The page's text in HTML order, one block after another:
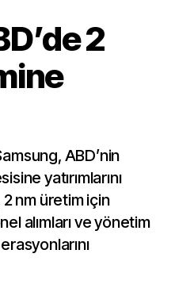
2
ABD’nin
yatırımlarını
2 nm üretim için
alımları ve yönetim